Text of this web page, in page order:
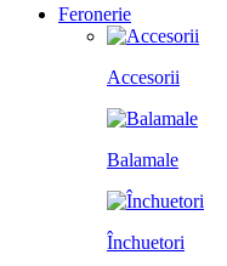
Feronerie
Accesorii
Balamale
Închuetori